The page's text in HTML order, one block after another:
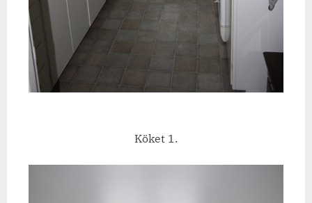
Köket 1.